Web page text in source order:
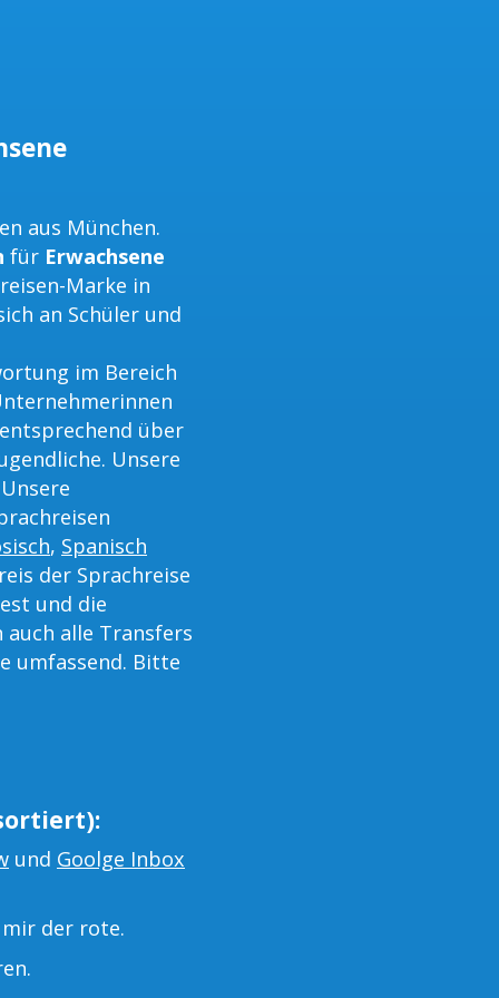
aus München.
für Erwachsene
Marke in
an Schüler und
im Bereich
über
Unsere
, Spanisch
der Sprachreise
und die
alle Transfers
umfassend. Bitte
und Goolge Inbox
der rote.